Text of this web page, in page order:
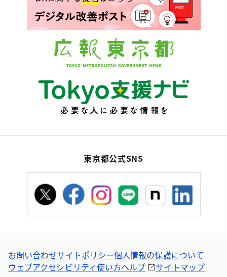
東京都公式SNS
お問い合わせサイトポリシー個人情報の保護について
ウェブアクセシビリティ使い方ヘルプ サイトマップ